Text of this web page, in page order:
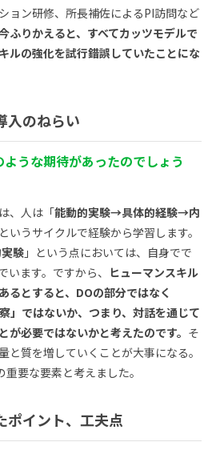
ョン研修、所長補佐によるPI訪問など
ふりかえると、すべてカッツモデルで
ルの強化を試行錯誤していたことにな
入のねらい
うな期待があったのでしょう
、人は「能動的実験→具体的経験→内
いうサイクルで経験から学習します。
験 」という点においては、自身でで
います。ですから、 ヒューマンスキル
るとすると、DOの部分ではなく
」ではないか、つまり、対話を通じて
が必要ではないかと考えたのです。 そ
と質を増していくことが大事になる。
要な要素と考えました。
ポイント、工夫点